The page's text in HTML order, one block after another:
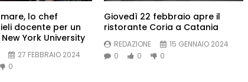
lo chef
docente per un
York University
27 FEBBRAIO 2024
0
Giovedì 22 febbraio apre il
ristorante Coria a Catania
REDAZIONE
15 GENNAIO 2024
0
0 0